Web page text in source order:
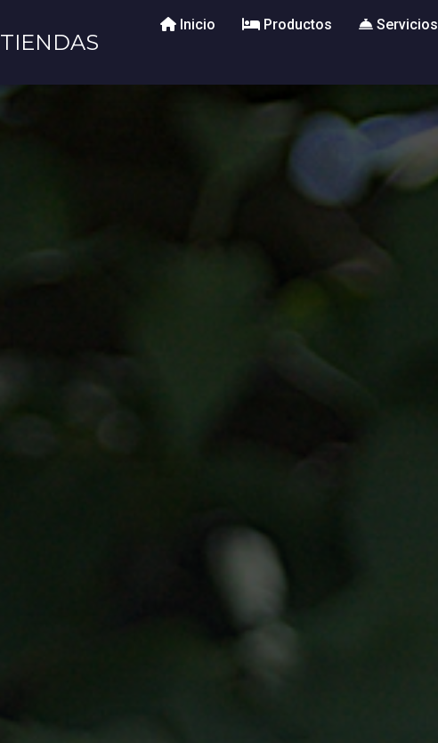
TIENDAS
Inicio Productos Servicios